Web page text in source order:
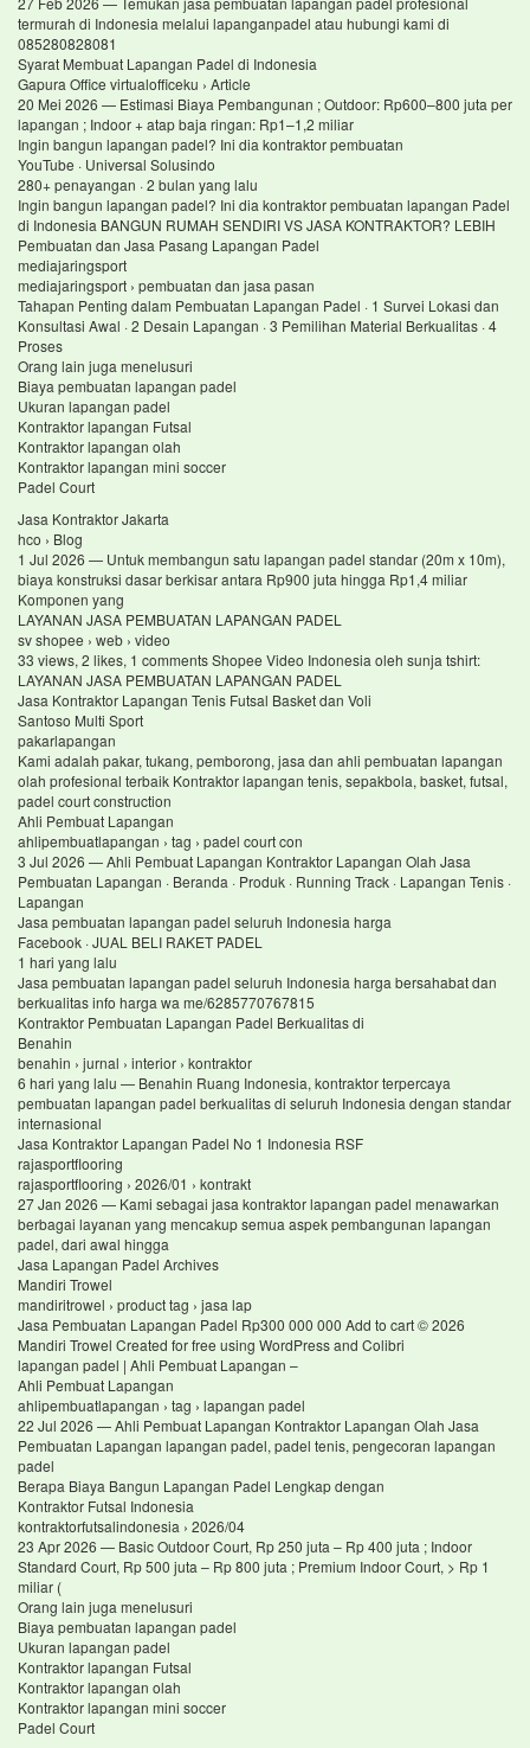
termurah di Indonesia melalui lapanganpadel atau hubungi kami di
085280828081
Syarat Membuat Lapangan Padel di Indonesia
Gapura Office virtualofficeku › Article
20 Mei 2026 — Estimasi Biaya Pembangunan ; Outdoor: Rp600–800 juta per
lapangan ; Indoor + atap baja ringan: Rp1–1,2 miliar
Ingin bangun lapangan padel? Ini dia kontraktor pembuatan
YouTube · Universal Solusindo
280+ penayangan · 2 bulan yang lalu
Ingin bangun lapangan padel? Ini dia kontraktor pembuatan lapangan Padel
di Indonesia BANGUN RUMAH SENDIRI VS JASA KONTRAKTOR? LEBIH
Pembuatan dan Jasa Pasang Lapangan Padel
mediajaringsport
mediajaringsport › pembuatan dan jasa pasan
Tahapan Penting dalam Pembuatan Lapangan Padel · 1 Survei Lokasi dan
Konsultasi Awal · 2 Desain Lapangan · 3 Pemilihan Material Berkualitas · 4
Proses
Orang lain juga menelusuri
Biaya pembuatan lapangan padel
Ukuran lapangan padel
Kontraktor lapangan Futsal
Kontraktor lapangan olah
Kontraktor lapangan mini soccer
Padel Court
Jasa Kontraktor Jakarta
hco › Blog
1 Jul 2026 — Untuk membangun satu lapangan padel standar (20m x 10m),
biaya konstruksi dasar berkisar antara Rp900 juta hingga Rp1,4 miliar
Komponen yang
LAYANAN JASA PEMBUATAN LAPANGAN PADEL
sv shopee › web › video
33 views, 2 likes, 1 comments Shopee Video Indonesia oleh sunja tshirt:
LAYANAN JASA PEMBUATAN LAPANGAN PADEL
Jasa Kontraktor Lapangan Tenis Futsal Basket dan Voli
Santoso Multi Sport
pakarlapangan
Kami adalah pakar, tukang, pemborong, jasa dan ahli pembuatan lapangan
olah profesional terbaik Kontraktor lapangan tenis, sepakbola, basket, futsal,
padel court construction
Ahli Pembuat Lapangan
ahlipembuatlapangan › tag › padel court con
3 Jul 2026 — Ahli Pembuat Lapangan Kontraktor Lapangan Olah Jasa
Pembuatan Lapangan · Beranda · Produk · Running Track · Lapangan Tenis ·
Lapangan
Jasa pembuatan lapangan padel seluruh Indonesia harga
Facebook · JUAL BELI RAKET PADEL
1 hari yang lalu
Jasa pembuatan lapangan padel seluruh Indonesia harga bersahabat dan
berkualitas info harga wa me/6285770767815
Kontraktor Pembuatan Lapangan Padel Berkualitas di
Benahin
benahin › jurnal › interior › kontraktor
6 hari yang lalu — Benahin Ruang Indonesia, kontraktor terpercaya
pembuatan lapangan padel berkualitas di seluruh Indonesia dengan standar
internasional
Jasa Kontraktor Lapangan Padel No 1 Indonesia RSF
rajasportflooring
rajasportflooring › 2026/01 › kontrakt
27 Jan 2026 — Kami sebagai jasa kontraktor lapangan padel menawarkan
berbagai layanan yang mencakup semua aspek pembangunan lapangan
padel, dari awal hingga
Jasa Lapangan Padel Archives
Mandiri Trowel
mandiritrowel › product tag › jasa lap
Jasa Pembuatan Lapangan Padel Rp300 000 000 Add to cart © 2026
Mandiri Trowel Created for free using WordPress and Colibri
lapangan padel | Ahli Pembuat Lapangan –
Ahli Pembuat Lapangan
ahlipembuatlapangan › tag › lapangan padel
22 Jul 2026 — Ahli Pembuat Lapangan Kontraktor Lapangan Olah Jasa
Pembuatan Lapangan lapangan padel, padel tenis, pengecoran lapangan
padel
Berapa Biaya Bangun Lapangan Padel Lengkap dengan
Kontraktor Futsal Indonesia
kontraktorfutsalindonesia › 2026/04
23 Apr 2026 — Basic Outdoor Court, Rp 250 juta – Rp 400 juta ; Indoor
Standard Court, Rp 500 juta – Rp 800 juta ; Premium Indoor Court, > Rp 1
miliar (
Orang lain juga menelusuri
Biaya pembuatan lapangan padel
Ukuran lapangan padel
Kontraktor lapangan Futsal
Kontraktor lapangan olah
Kontraktor lapangan mini soccer
Padel Court